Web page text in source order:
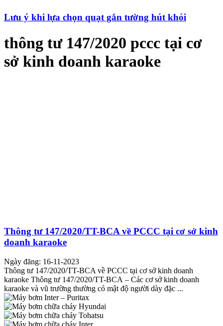
Lưu ý khi lựa chọn quạt gắn tường hút khói
thông tư 147/2020 pccc tại cơ
sở kinh doanh karaoke
Thông tư 147/2020/TT-BCA về PCCC tại cơ sở kinh
doanh karaoke
Ngày đăng: 16-11-2023
Thông tư 147/2020/TT-BCA về PCCC tại cơ sở kinh doanh
karaoke Thông tư 147/2020/TT-BCA – Các cơ sở kinh doanh
karaoke và vũ trường thường có mật độ người dày đặc ...